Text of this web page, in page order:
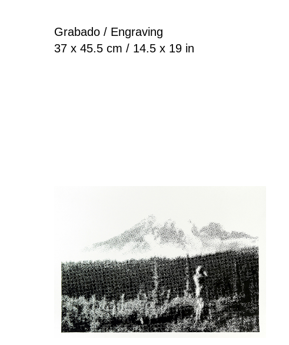
Grabado / Engraving
37 x 45.5 cm / 14.5 x 19 in